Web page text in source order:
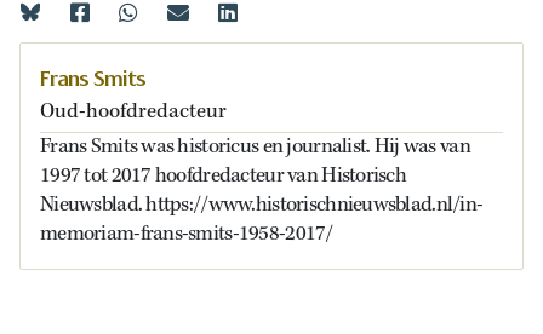
Frans Smits
Oud-hoofdredacteur
Frans Smits was historicus en journalist. Hij was van
1997 tot 2017 hoofdredacteur van Historisch
Nieuwsblad. https://www.historischnieuwsblad.nl/in-
memoriam-frans-smits-1958-2017/